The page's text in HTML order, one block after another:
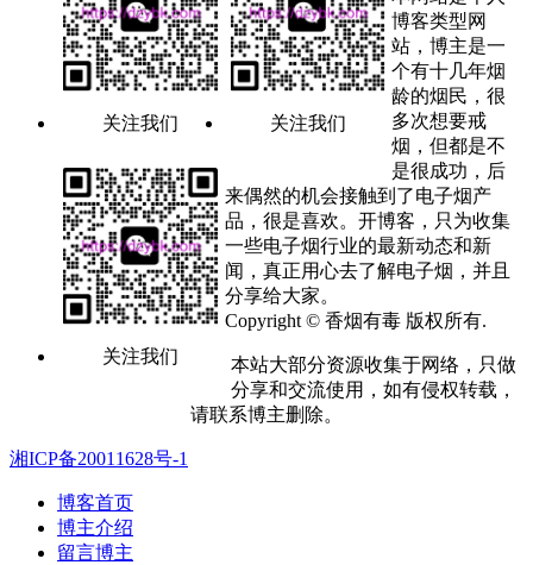
关注我们 关注我们
关注我们
博客类型网
站，博主是一
个有十几年烟
龄的烟民，很
多次想要戒
烟，但都是不
是很成功，后
来偶然的机会接触到了电子烟产
品，很是喜欢。开博客，只为收集
一些电子烟行业的最新动态和新
闻，真正用心去了解电子烟，并且
分享给大家。
Copyright © 香烟有毒 版权所有.
本站大部分资源收集于网络，只做
分享和交流使用，如有侵权转载，
请联系博主删除。
湘ICP备20011628号-1
博客首页
博主介绍
留言博主